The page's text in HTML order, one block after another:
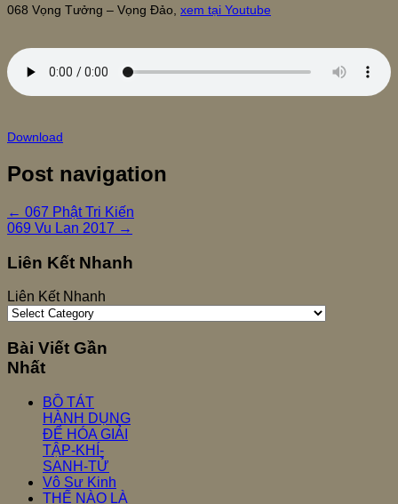
068 Vọng Tưởng – Vọng Đảo, xem tại Youtube
Download
Post navigation
← 067 Phật Tri Kiến
069 Vu Lan 2017 →
Liên Kết Nhanh
Liên Kết Nhanh
Bài Viết Gần
Nhất
BỒ TÁT
HÀNH DỤNG
ĐỂ HÓA GIẢI
TẬP-KHÍ-
SANH-TỬ
Vô Sư Kinh
THẾ NÀO LÀ